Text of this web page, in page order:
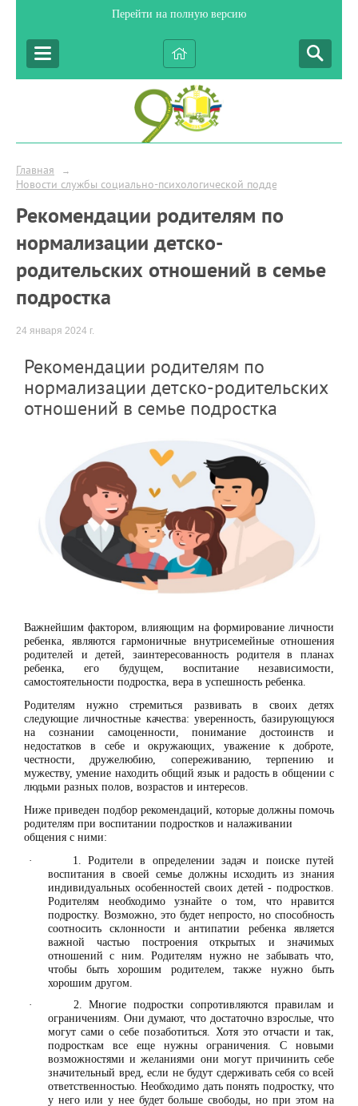
Перейти на полную версию
Главная →
Новости службы социально-психологической поддержки
Рекомендации родителям по
нормализации детско-
родительских отношений в семье
подростка
24 января 2024 г.
Рекомендации родителям по
нормализации детско-родительских
отношений в семье подростка
Важнейшим фактором, влияющим на формирование личности
ребенка, являются гармоничные внутрисемейные отношения
родителей и детей, заинтересованность родителя в планах
ребенка, его будущем, воспитание независимости,
самостоятельности подростка, вера в успешность ребенка.
Родителям нужно стремиться развивать в своих детях
следующие личностные качества: уверенность, базирующуюся
на сознании самоценности, понимание достоинств и
недостатков в себе и окружающих, уважение к доброте,
честности, дружелюбию, сопереживанию, терпению и
мужеству, умение находить общий язык и радость в общении с
людьми разных полов, возрастов и интересов.
Ниже приведен подбор рекомендаций, которые должны помочь
родителям при воспитании подростков и налаживании
общения с ними:
·
1. Родители в определении задач и поиске путей
воспитания в своей семье должны исходить из знания
индивидуальных особенностей своих детей - подростков.
Родителям необходимо узнайте о том, что нравится
подростку. Возможно, это будет непросто, но способность
соотносить склонности и антипатии ребенка является
важной частью построения открытых и значимых
отношений с ним. Родителям нужно не забывать что,
чтобы быть хорошим родителем, также нужно быть
хорошим другом.
·
2. Многие подростки сопротивляются правилам и
ограничениям. Они думают, что достаточно взрослые, что
могут сами о себе позаботиться. Хотя это отчасти и так,
подросткам все еще нужны ограничения. С новыми
возможностями и желаниями они могут причинить себе
значительный вред, если не будут сдерживать себя со всей
ответственностью. Необходимо дать понять подростку, что
у него или у нее будет больше свободы, но при этом на